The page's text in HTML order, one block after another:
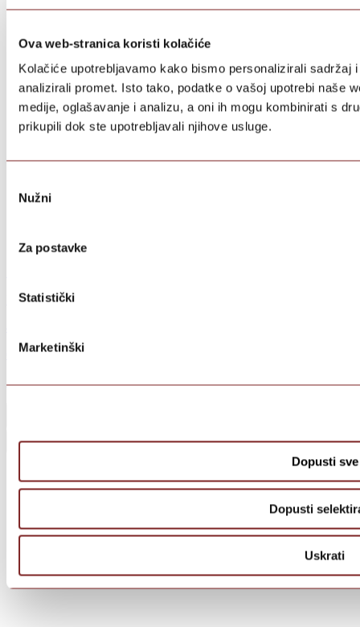
Ova web-stranica koristi kolačiće
Kolačiće upotrebljavamo kako bismo personalizirali sadržaj
analizirali promet. Isto tako, podatke o vašoj upotrebi naše
medije, oglašavanje i analizu, a oni ih mogu kombinirati s
prikupili dok ste upotrebljavali njihove usluge.
pristanka
Nužni
Za postavke
Statistički
Marketinški
Dopusti sve
Dopusti
Uskrati
Istarski fuži sa chili paprikom - Limited edition
6 komada
36.00 €
Dodaj